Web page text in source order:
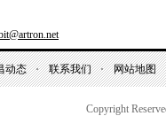
动态 联系我们 网站地图
Copyright